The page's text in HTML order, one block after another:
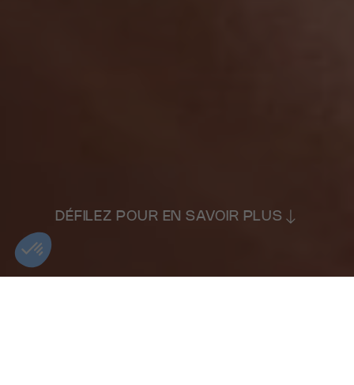
DÉFILEZ POUR EN SAVOIR PLUS